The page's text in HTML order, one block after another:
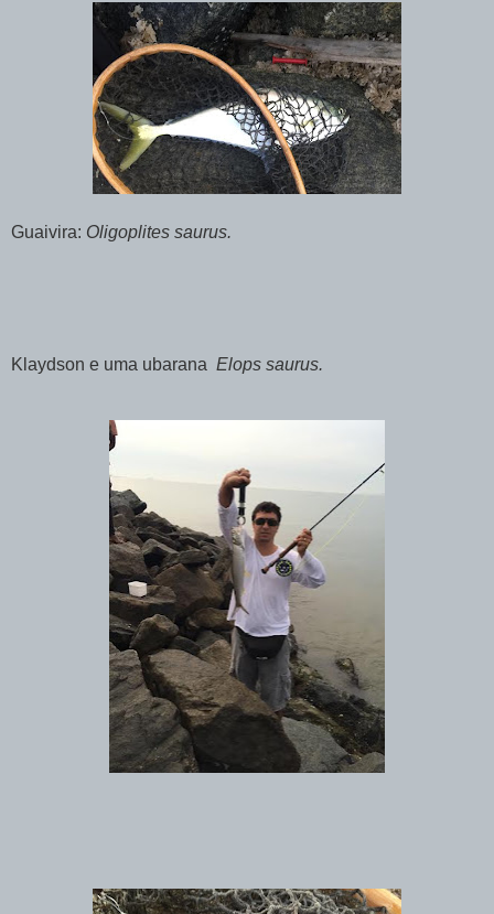
Guaivira: Oligoplites saurus.
Klaydson e uma ubarana Elops saurus.